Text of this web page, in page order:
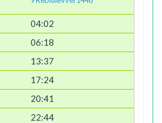
04:02
06:18
13:37
17:24
20:41
22:44